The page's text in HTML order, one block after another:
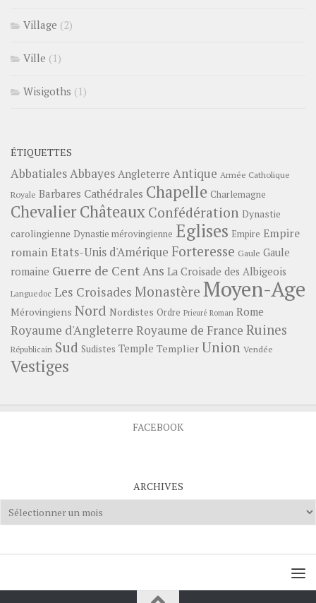
Village (2)
Ville (1)
Wisigoths (1)
ÉTIQUETTES
AbbatialesAbbayes Angleterre Antique Armée Catholique
Royale Barbares Cathédrales Chapelle Charlemagne
ChevalierChâteauxConfédération Dynastie
carolingienne Dynastie mérovingienne Eglises Empire Empire
romainEtats-Unis d'Amérique Forteresse Gaule Gaule
romaine Guerre de Cent Ans La Croisade des Albigeois
Languedoc Les Croisades Monastère Moyen-Age
Mérovingiens Nord Nordistes Ordre Prieuré Roman Rome
Royaume d'Angleterre Royaume de France Ruines
Républicain Sud Sudistes Temple Templier Union Vendée
Vestiges
FACEBOOK
ARCHIVES
Archives